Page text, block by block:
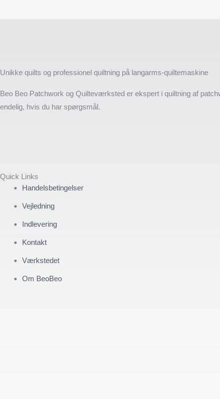
Unikke quilts og professionel quiltning på langarms-quiltemaskine
Beo Beo Patchwork og Quilteværksted er ekspert i quiltning af
endelig, hvis du har spørgsmål.
Quick Links
Handelsbetingelser
Vejledning
Indlevering
Kontakt
Værkstedet
Om BeoBeo